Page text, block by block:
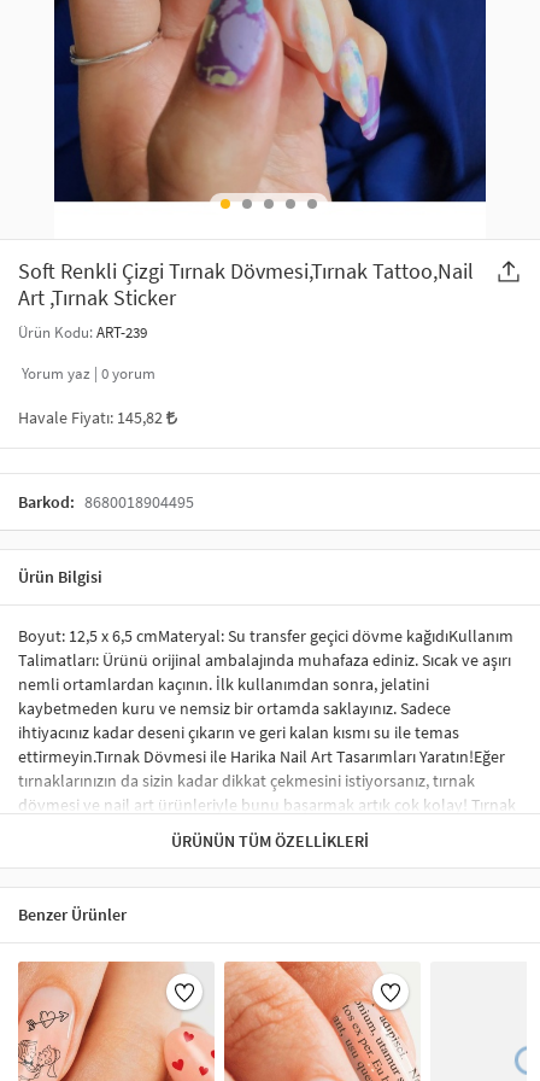
SAÇ AKSESUARLARI
GELİN / DÜĞÜN AKSESUARLARI
TELEFON ASKISI
MAKYAJ ÇANTASI
ŞAL VE FULAR
ODA KOKUSU VE MUM
PARTİ SÜSLERİ
YILBAŞI ÜRÜNLERİ
KULLAN AT TABAK BARDAK SETİ
Soft Renkli Çizgi Tırnak Dövmesi,Tırnak Tattoo,Nail
Art ,Tırnak Sticker
Ürün Kodu:ART-239
Yorum yaz | 0yorum
Havale Fiyatı: 145,82
Barkod: 8680018904495
Ürün Bilgisi
Boyut: 12,5 x 6,5 cmMateryal: Su transfer geçici dövme kağıdıKullanım
Talimatları: Ürünü orijinal ambalajında muhafaza ediniz. Sıcak ve aşırı
nemli ortamlardan kaçının. İlk kullanımdan sonra, jelatini
kaybetmeden kuru ve nemsiz bir ortamda saklayınız. Sadece
ihtiyacınız kadar deseni çıkarın ve geri kalan kısmı su ile temas
ettirmeyin.Tırnak Dövmesi ile Harika Nail Art Tasarımları Yaratın!Eğer
tırnaklarınızın da sizin kadar dikkat çekmesini istiyorsanız, tırnak
dövmesi ve nail art ürünleriyle bunu başarmak artık çok kolay! Tırnak
sticker ve su transfer dövmesi kullanarak tırnaklarınıza benzersiz
tasarımlar yapabilir, profesyonel bir görünüm elde edebilirsiniz.
nail-art malzemesi gerektirmez. İstediğiniz desen ve modelleri rahatça
uygulayabilirsiniz.Tırnak Sticker Nedir?Tırnak stickerları, tırnakları
süslemek için özel olarak tasarlanmış renkli, küçük desenlerdir.
Uygulama süreci oldukça basittir ve şık bir tırnak süsleme sonucu elde
etmenizi sağlar. Tırnak sticker çeşitleri arasında; tırnağın tamamını
kaplayan, tek renk oje görünümü verenler ve minik şekillerle süslenen
modeller yer almaktadır. Ayrıca, çiçek, karikatür figürleri ve hayvan
desenleri gibi çok çeşitli seçenekler de mevcuttur.Tırnak Sticker Nasıl
ÜRÜNÜN TÜM ÖZELLIKLERI
Benzer Ürünler